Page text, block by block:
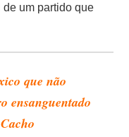
um partido que
que não
ensanguentado